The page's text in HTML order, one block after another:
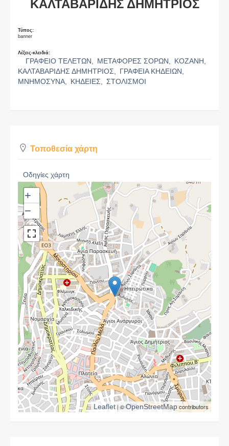
ΚΑΛΤΑΒΑΡΙΔΗΣ ΔΗΜΗΤΡΙΟΣ
Τύπος:
banner
Λέξεις-κλειδιά:
ΓΡΑΦΕΙΟ ΤΕΛΕΤΩΝ, ΜΕΤΑΦΟΡΕΣ ΣΟΡΩΝ,
ΚΟΖΑΝΗ,
ΚΑΛΤΑΒΑΡΙΔΗΣ ΔΗΜΗΤΡΙΟΣ,
ΓΡΑΦΕΙΑ ΚΗΔΕΙΩΝ,
ΜΝΗΜΟΣΥΝΑ,
ΚΗΔΕΙΕΣ, ΣΤΟΛΙΣΜΟΙ
Τοποθεσία χάρτη
Οδηγίες χάρτη
+
−
Leaflet| ©OpenStreetMapcontributors